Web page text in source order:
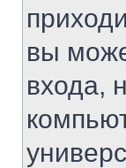
вы
входа,